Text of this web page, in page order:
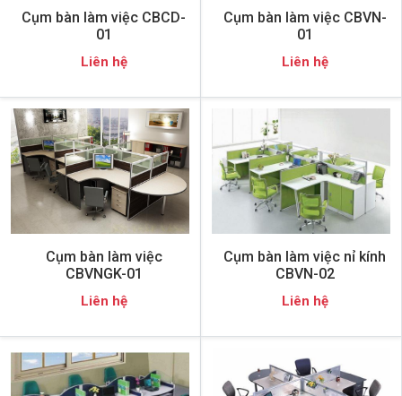
Cụm bàn làm việc CBCD-
01
Liên hệ
Cụm bàn làm việc CBVN-
01
Liên hệ
Cụm bàn làm việc
CBVNGK-01
Liên hệ
Cụm bàn làm việc nỉ kính
CBVN-02
Liên hệ